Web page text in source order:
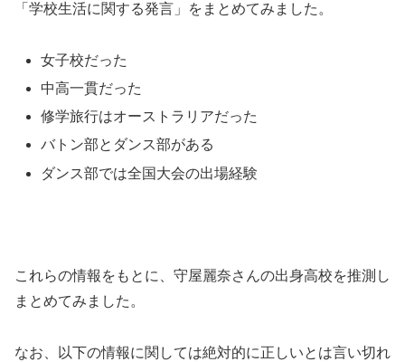
「学校生活に関する発言」をまとめてみました。
女子校だった
中高一貫だった
修学旅行はオーストラリアだった
バトン部とダンス部がある
ダンス部では全国大会の出場経験
これらの情報をもとに、守屋麗奈さんの出身高校を推測し
まとめてみました。
なお、以下の情報に関しては絶対的に正しいとは言い切れ